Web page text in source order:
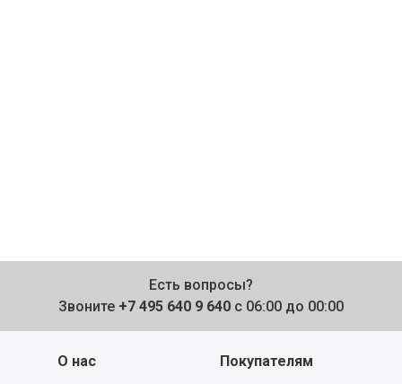
Есть вопросы?
Звоните +7 495 640 9 640 с 06:00 до 00:00
О нас Покупателям